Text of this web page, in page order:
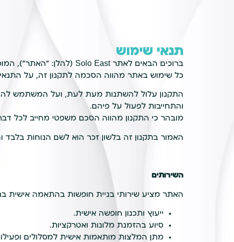
תנאי שימוש
ברוכים הבאים לאתר Solo East (להלן: "האתר"), המופעל על ידי שחר סבר (להלן: "הנהלת האתר" ו/או "החברה").
כל שימוש באתר מהווה הסכמה לתקנון זה, על
התקנון עלול להשתנות מעת לעת, ועל המשתמש
והתחייבות לפעול על פיהם.
מובהר כי התקנון מהווה הסכם משפטי מחייב לכל
האמור בתקנון זה בלשון זכר הוא לשם הנוחות בלבד
השירותים
האתר מציע שירותי בניית חופשות בהתאמה אישית
ייעוץ ותכנון חופשה אישית.
סיוע בהזמנת מלונות ואטרקציות.
מתן המלצות מותאמות אישית למסלולים